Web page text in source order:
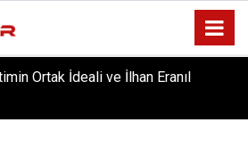
Ortak İdeali ve İlhan Eranıl
MERHABA’ COŞKUSU: Kursiyerler